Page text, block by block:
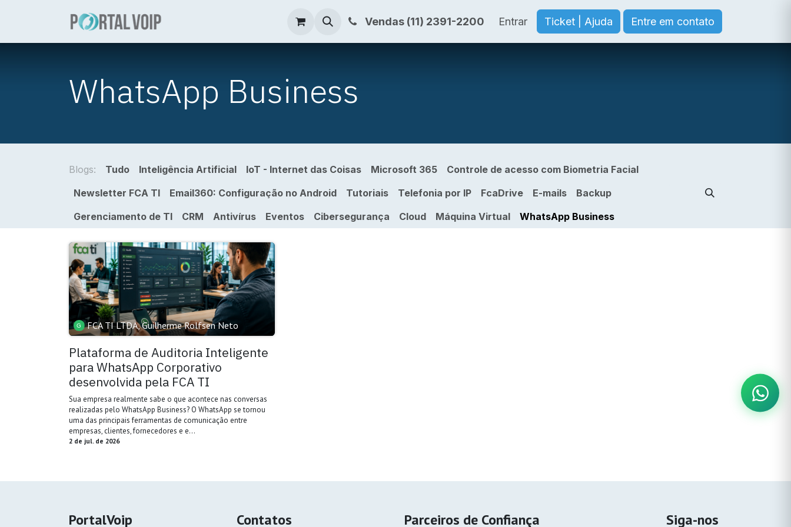
Blog Loja Vendas (11) 2391-2200 Entrar Ticket | Ajuda Entre em contato
WhatsApp Business
Blogs: Tudo Inteligência Artificial IoT - Internet das Coisas Microsoft 365
Controle de acesso com Biometria Facial
Newsletter FCA TI
Email360: Configuração no Android Tutoriais Telefonia por IP FcaDrive E-mails
Backup
Gerenciamento de TI
CRM Antivírus Eventos Cibersegurança Cloud Máquina Virtual WhatsApp Business
FCA TI LTDA, Guilherme Rolfsen Neto
Plataforma de Auditoria Inteligente
para WhatsApp Corporativo
desenvolvida pela FCA TI
Sua empresa realmente sabe o que acontece nas conversas
realizadas pelo WhatsApp Business? O WhatsApp se tornou
uma das principais ferramentas de comunicação entre
empresas, clientes, fornecedores e e...
2 de jul. de 2026
PortalVoip Contatos Parceiros de Confiança Siga-nos